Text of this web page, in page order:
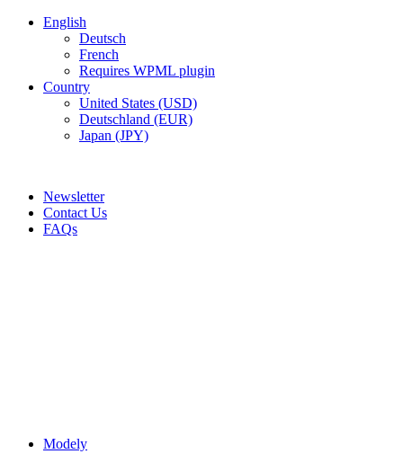
English
Deutsch
French
Requires WPML plugin
Country
United States (USD)
Deutschland (EUR)
Japan (JPY)
Newsletter
Contact Us
FAQs
Modely